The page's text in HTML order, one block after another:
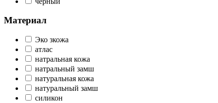
Материал
Эко зкожа
атлас
натральная кожа
натральный замш
натуральная кожа
натуральный замш
силикон